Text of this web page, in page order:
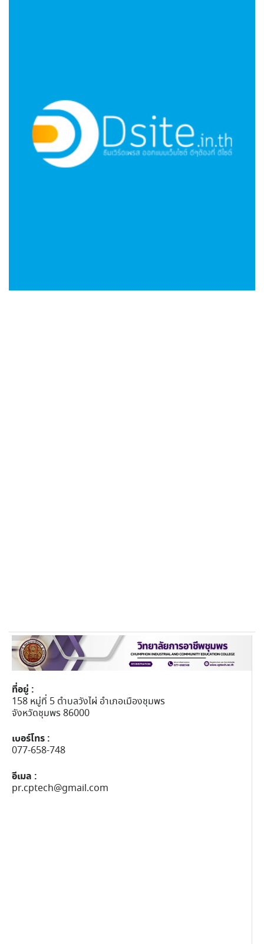
ที่อยู่ :
158 หมู่ที่ 5 ตำบลวังไผ่ อำเภอเมืองชุมพร
จังหวัดชุมพร 86000
เบอร์โทร :
077-658-748
อีเมล :
pr.cptech@gmail.com